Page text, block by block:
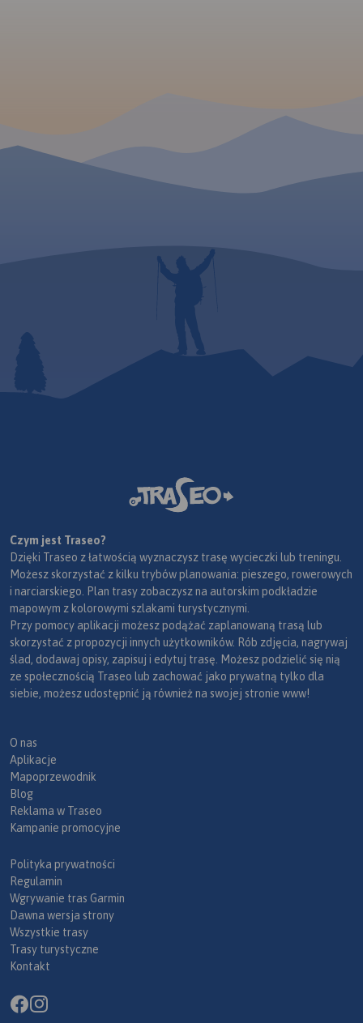
Czym jest Traseo?
Dzięki Traseo z łatwością wyznaczysz trasę wycieczki lub treningu.
Możesz skorzystać z kilku trybów planowania: pieszego, rowerowych
i narciarskiego. Plan trasy zobaczysz na autorskim podkładzie
mapowym z kolorowymi szlakami turystycznymi.
Przy pomocy aplikacji możesz podążać zaplanowaną trasą lub
skorzystać z propozycji innych użytkowników. Rób zdjęcia, nagrywaj
ślad, dodawaj opisy, zapisuj i edytuj trasę. Możesz podzielić się nią
ze społecznością Traseo lub zachować jako prywatną tylko dla
siebie, możesz udostępnić ją również na swojej stronie www!
O nas
Aplikacje
Mapoprzewodnik
Blog
Reklama w Traseo
Kampanie promocyjne
Polityka prywatności
Regulamin
Wgrywanie tras Garmin
Dawna wersja strony
Wszystkie trasy
Trasy turystyczne
Kontakt